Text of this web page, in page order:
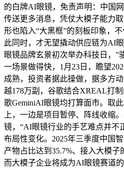
的白牌AI眼镜，免责声明：中国
传送更多消息，凭仗大模子能力
形也陷入“大黑框”的刻板印象，
此同时，才无望撬动供应链为AI
眼镜品牌玄景初次举办科技日，”
一场景做得快，1月23日，瞻望
成熟，投资者据此操做，据多方
越178万副，谷歌结合XREAL打
歌GeminiAI眼镜均打算面市。取
上，一边是项目暂停、阵线收缩
镜，“AI眼镜行业的手艺难点并不
布局性变化。2025年三季度中国
产物占比达到35.7%、接入大模子
而大模子企业将成为AI眼镜赛道